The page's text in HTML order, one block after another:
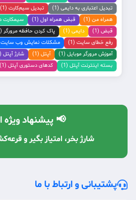
تبدیل اعتباری به دایمی (1)
تبدیل سیم‌کارت (1)
همراه من (1)
قبض همراه اول (1)
سیمکارت
قبض (1)
دایمی (1) پاک کردن حافظه مرورگر (1)
رفع خطای سایت (1)
مشکلات نمایش وب سایت
آموزش مرورگر موبایل (1)
آپتل (1)
شارژ آپتل (1)
بسته اینترنت آپتل (1)
کدهای دستوری آپتل (1)
📢 پیشنهاد ویژه
شارژ بخر، امتیاز بگیر و
پشتیبانی و ارتباط با ما